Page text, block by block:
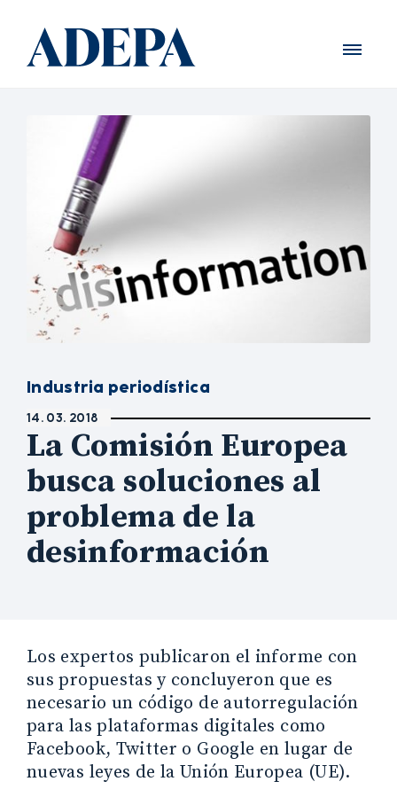
Industria periodística
14. 03. 2018
La Comisión Europea
busca soluciones al
problema de la
desinformación
Los expertos publicaron el informe con
sus propuestas y concluyeron que es
necesario un código de autorregulación
para las plataformas digitales como
Facebook, Twitter o Google en lugar de
nuevas leyes de la Unión Europea (UE).